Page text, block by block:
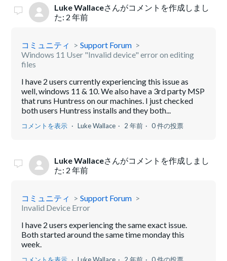
Luke Wallaceさんがコメントを作成しまし
た: 2 年前
コミュニティ
Support Forum
Windows 11 User "Invalid device" error on editing
files
I have 2 users currently experiencing this issue as
well, windows 11 & 10. We also have a 3rd party MSP
that runs Huntress on our machines. I just checked
both users Huntress installs and they both...
コメントを表示 Luke Wallace 2 年前 0 件の投票
Luke Wallaceさんがコメントを作成しまし
た: 2 年前
コミュニティ
Support Forum
Invalid Device Error
I have 2 users experiencing the same exact issue.
Both started around the same time monday this
week.